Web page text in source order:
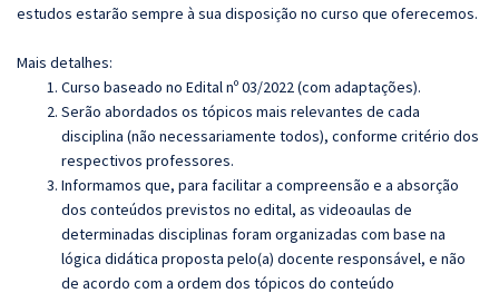
estudos estarão sempre à sua disposição no curso que oferecemos.
Mais detalhes:
Curso baseado no Edital nº 03/2022 (com adaptações).
Serão abordados os tópicos mais relevantes de cada
disciplina (não necessariamente todos), conforme critério dos
respectivos professores.
Informamos que, para facilitar a compreensão e a absorção
dos conteúdos previstos no edital, as videoaulas de
determinadas disciplinas foram organizadas com base na
lógica didática proposta pelo(a) docente responsável, e não
de acordo com a ordem dos tópicos do conteúdo